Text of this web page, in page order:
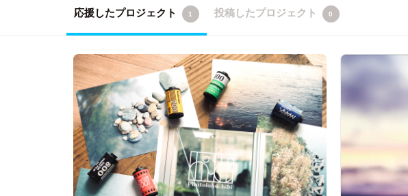
応援したプロジェクト 1 投稿したプロジェクト 0